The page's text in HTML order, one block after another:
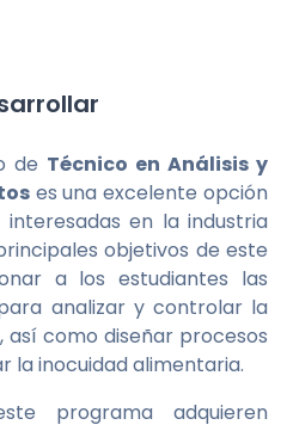
de Técnico en Análisis y
es una excelente opción
en la industria
objetivos de este
a los estudiantes las
analizar y controlar la
así como diseñar procesos
la inocuidad alimentaria.
programa adquieren